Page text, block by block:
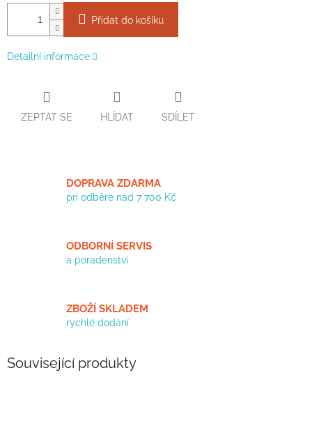
Přidat do košíku
Detailní informace
ZEPTAT SE HLÍDAT SDÍLET
DOPRAVA ZDARMA
pri odběre nad 7 700 Kč
ODBORNÍ SERVIS
a poradenství
ZBOŽÍ SKLADEM
rychlé dodání
Související produkty